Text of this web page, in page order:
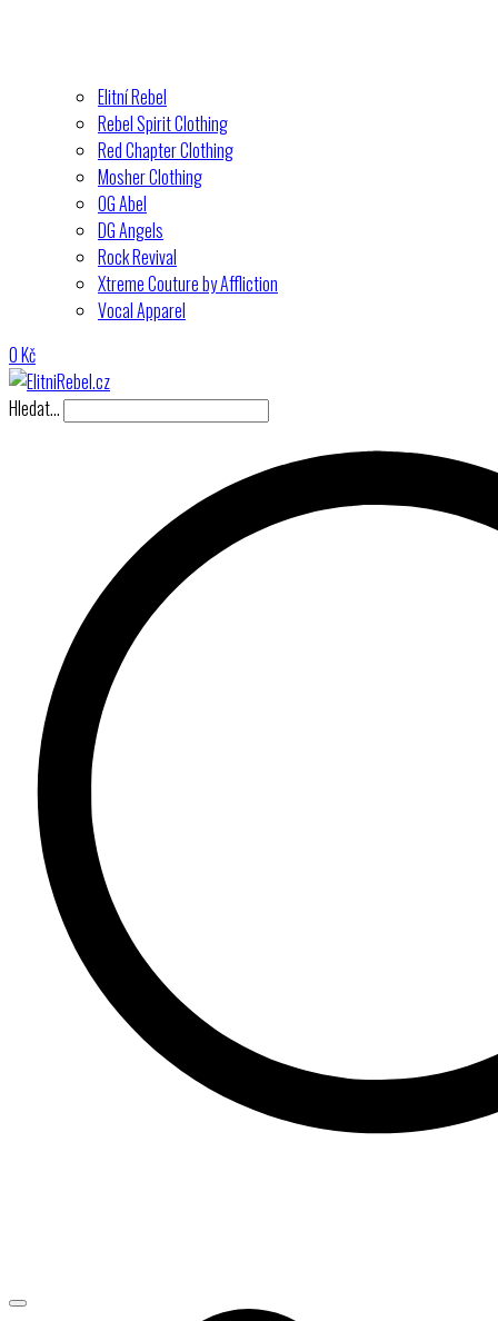
Elitní Rebel
Rebel Spirit Clothing
Red Chapter Clothing
Mosher Clothing
OG Abel
DG Angels
Rock Revival
Xtreme Couture by Affliction
Vocal Apparel
0Kč
Hledat…